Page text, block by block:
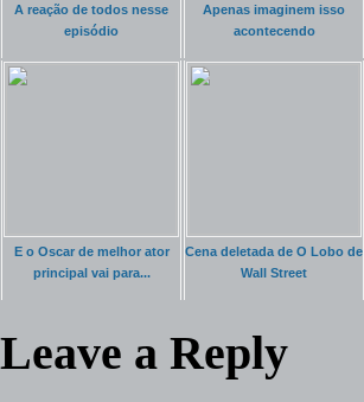
A reação de todos nesse
episódio
Apenas imaginem isso
acontecendo
E o Oscar de melhor ator
principal vai para...
Cena deletada de O Lobo de
Wall Street
Leave a Reply